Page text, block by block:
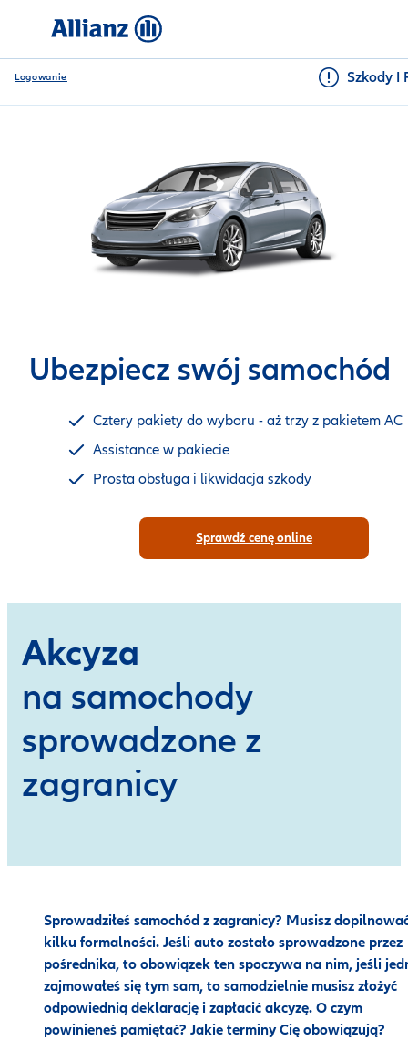
Logowanie Szkody I
Ubezpiecz swój samochód
Cztery pakiety do wyboru - aż trzy z pakietem AC
Assistance w pakiecie
Prosta obsługa i likwidacja szkody
Sprawdź cenę online
Akcyza
na samochody
sprowadzone z
zagranicy
Sprowadziłeś samochód z zagranicy? Musisz
kilku formalności. Jeśli auto zostało sprowadzone przez
pośrednika, to obowiązek ten spoczywa na nim, jeśli
zajmowałeś się tym sam, to samodzielnie musisz złożyć
odpowiednią deklarację i zapłacić akcyzę. O czym
powinieneś pamiętać? Jakie terminy Cię obowiązują?